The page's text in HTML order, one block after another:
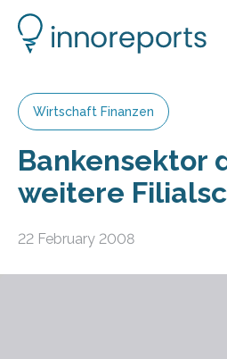
Wirtschaft Finanzen
Bankensektor
weitere
22 February 2008